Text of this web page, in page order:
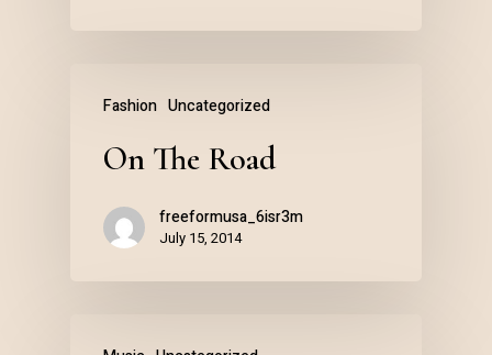
Fashion Uncategorized
On The Road
freeformusa_6isr3m
July 15, 2014